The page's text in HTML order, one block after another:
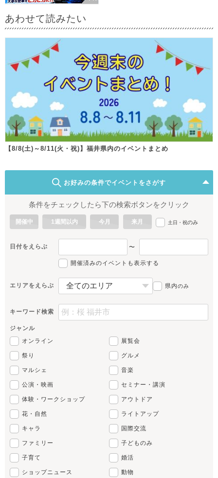
あわせて読みたい
【8/8(土)～8/11(火・祝)】福井県内のイベントまとめ
お好みの条件でイベントをさがす
条件をチェックしたら下の検索ボタンをクリック
開催中 1週間以内 今月 来月 土日・祝のみ
日付をえらぶ 〜
開催済みのイベントも表示する
エリアをえらぶ 県内のみ
キーワード検索
ジャンル
オンライン
展覧会
祭り グルメ
マルシェ 音楽
公演・映画 セミナー・講演
体験・ワークショップ アウトドア
花・自然 ライトアップ
キャラ 国際交流
ファミリー 子どものみ
子育て 婚活
ショップニュース 動物